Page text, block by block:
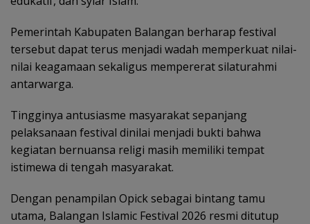
Pemerintah Kabupaten Balangan berharap festival
tersebut dapat terus menjadi wadah memperkuat nilai-
nilai keagamaan sekaligus mempererat silaturahmi
antarwarga.
Tingginya antusiasme masyarakat sepanjang
pelaksanaan festival dinilai menjadi bukti bahwa
kegiatan bernuansa religi masih memiliki tempat
istimewa di tengah masyarakat.
Dengan penampilan Opick sebagai bintang tamu
utama, Balangan Islamic Festival 2026 resmi ditutup